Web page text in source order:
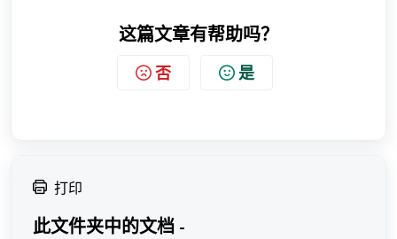
这篇文章有帮助吗？
否 是
打印
此文件夹中的文档 -